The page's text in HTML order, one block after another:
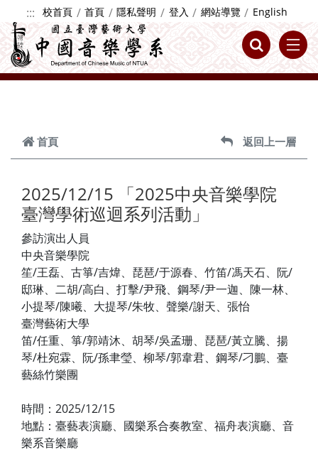
跳到主要內容
::: 校首頁 首頁 隱私聲明 登入 網站導覽 English
首頁 返回上一層
2025/12/15 「2025中央音樂學院
臺灣學術巡迴系列活動」
參訪演出人員
中央音樂學院
笙/王磊、古箏/吉煒、琵琶/于源春、竹笛/馮天石、阮/
邸琳、二胡/高白、打擊/尹飛、鋼琴/尹一迦、陳一林、
小提琴/陳曦、大提琴/朱牧、聲樂/謝天、張怡
臺灣藝術大學
笛/任重、箏/郭靖沐、胡琴/吳孟珊、琵琶/黃立騰、揚
琴/杜宛霖、阮/孫聿瑩、柳琴/郭韋君、鋼琴/刁鵬、臺
藝絲竹樂團
時間：2025/12/15
地點：臺藝表演廳、國樂系合奏教室、福舟表演廳、音
樂系音樂廳